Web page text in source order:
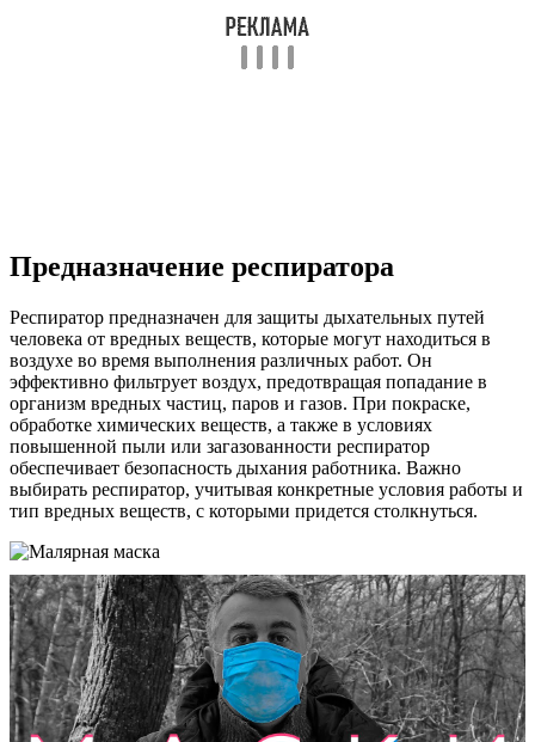
Предназначение респиратора
Респиратор предназначен для защиты дыхательных путей
человека от вредных веществ, которые могут находиться в
воздухе во время выполнения различных работ. Он
эффективно фильтрует воздух, предотвращая попадание в
организм вредных частиц, паров и газов. При покраске,
обработке химических веществ, а также в условиях
повышенной пыли или загазованности респиратор
обеспечивает безопасность дыхания работника. Важно
выбирать респиратор, учитывая конкретные условия работы и
тип вредных веществ, с которыми придется столкнуться.